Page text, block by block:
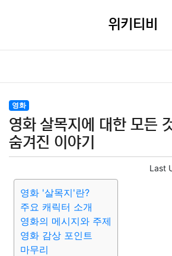
위키티비
영화
영화 살목지에 대한 모든
숨겨진 이야기
Last
영화 '살목지'란?
주요 캐릭터 소개
영화의 메시지와 주제
영화 감상 포인트
마무리